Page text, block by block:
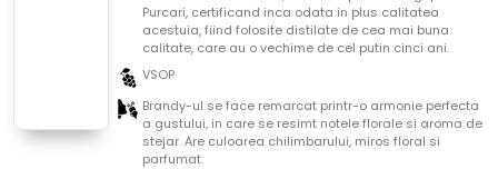
Purcari, certificand inca odata in plus calitatea
acestuia, fiind folosite distilate de cea mai buna
calitate, care au o vechime de cel putin cinci ani.
VSOP
Brandy-ul se face remarcat printr-o armonie perfecta
a gustului, in care se resimt notele florale si aroma de
stejar. Are culoarea chilimbarului, miros floral si
parfumat.